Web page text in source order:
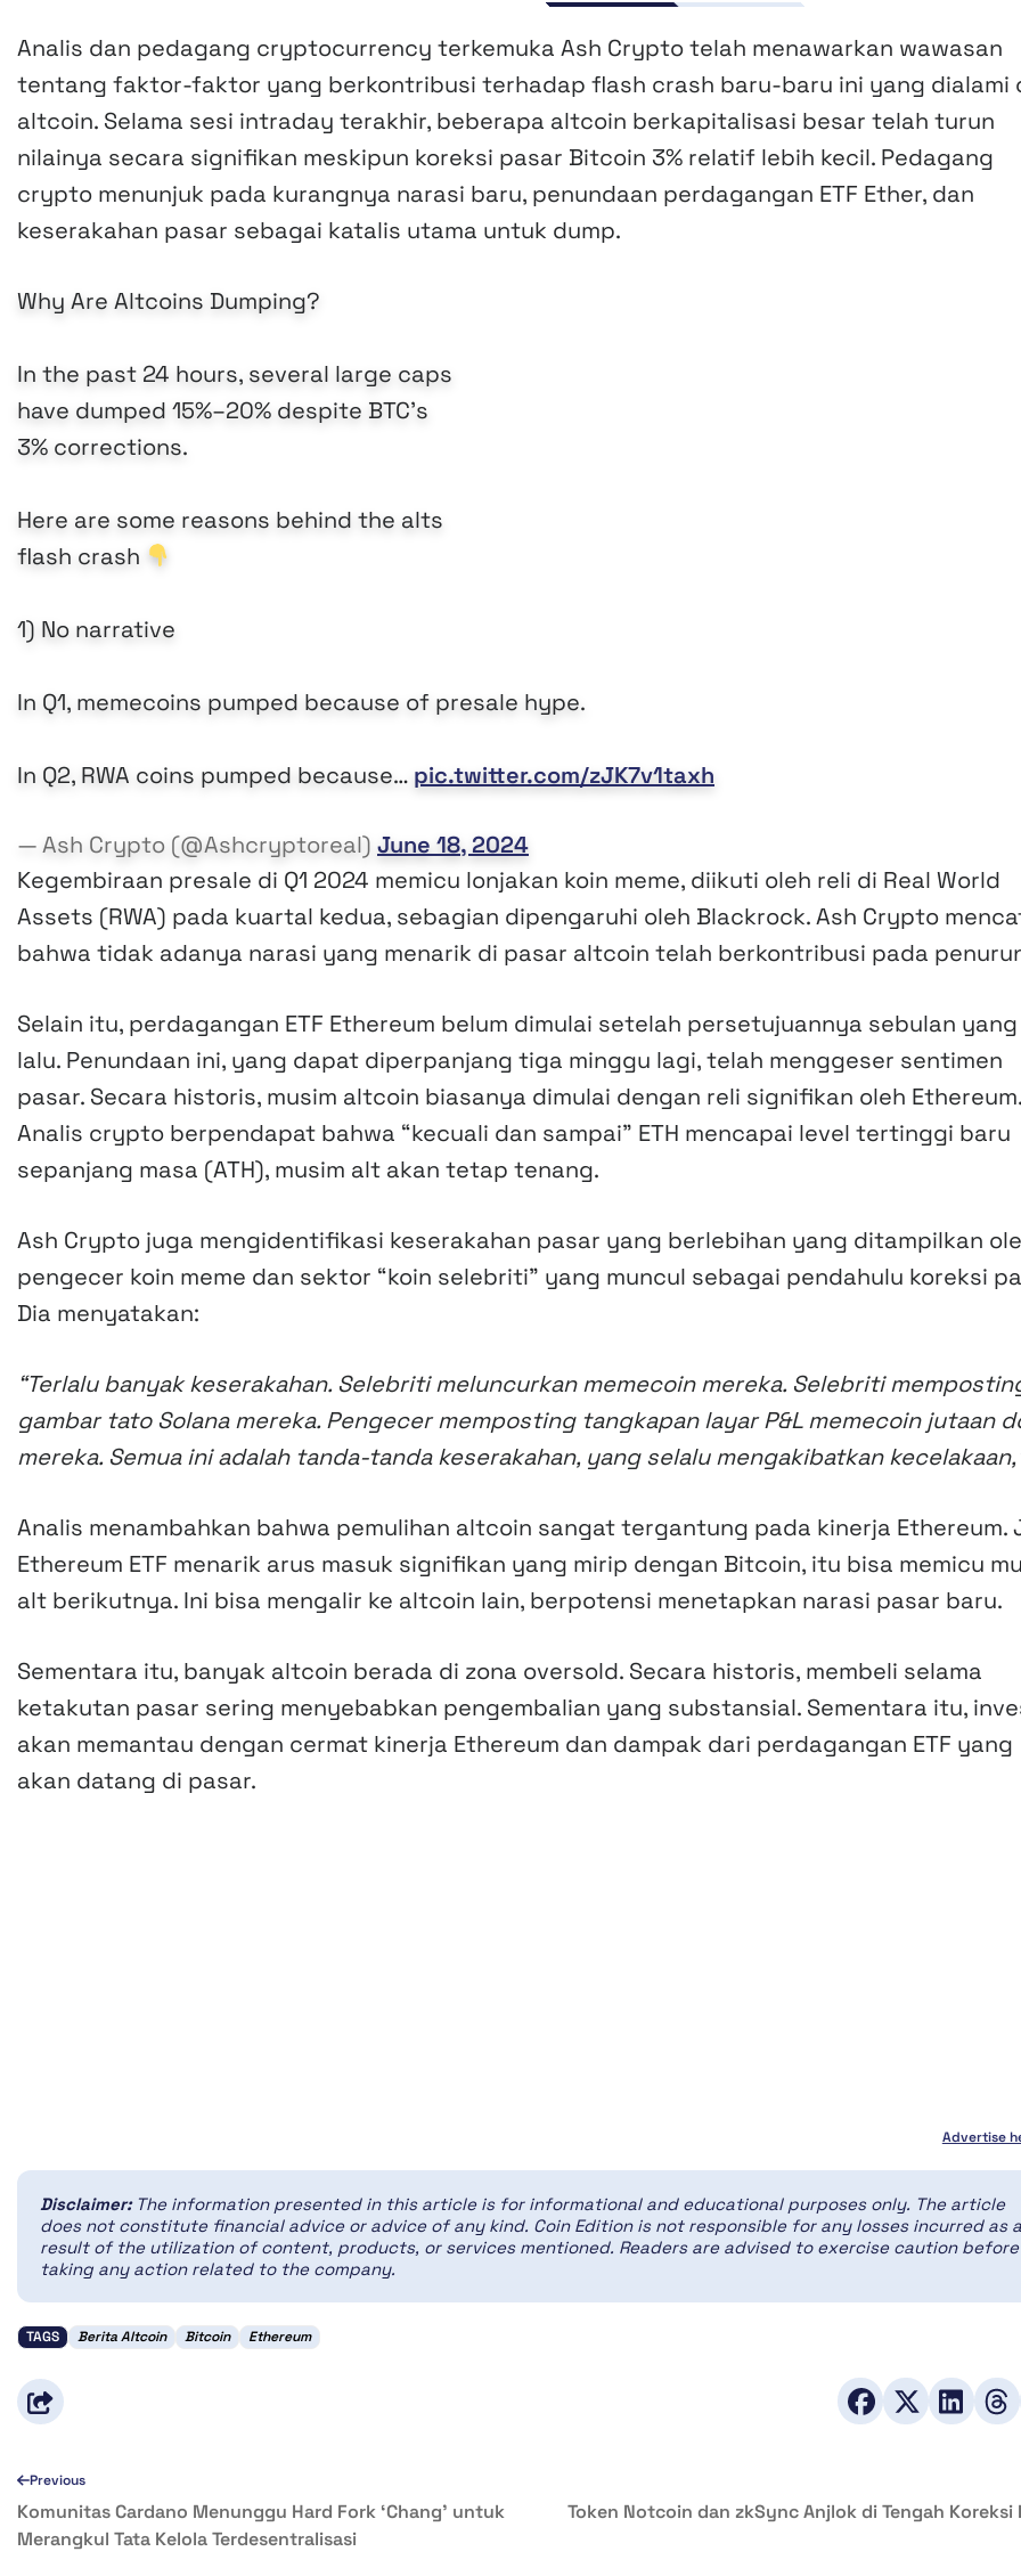
Analis dan pedagang cryptocurrency terkemuka Ash Crypto telah menawarkan wawasan
tentang faktor-faktor yang berkontribusi terhadap flash crash baru-baru ini yang dialami
altcoin. Selama sesi intraday terakhir, beberapa altcoin berkapitalisasi besar telah turun
nilainya secara signifikan meskipun koreksi pasar Bitcoin 3% relatif lebih kecil. Pedagang
crypto menunjuk pada kurangnya narasi baru, penundaan perdagangan ETF Ether, dan
keserakahan pasar sebagai katalis utama untuk dump.
Why Are Altcoins Dumping?
In the past 24 hours, several large caps
have dumped 15%–20% despite BTC's
3% corrections.
Here are some reasons behind the alts
flash crash
1) No narrative
In Q1, memecoins pumped because of presale hype.
In Q2, RWA coins pumped because… pic.twitter.com/zJK7v1taxh
— Ash Crypto (@Ashcryptoreal) June 18, 2024
Kegembiraan presale di Q1 2024 memicu lonjakan koin meme, diikuti oleh reli di Real World
Assets (RWA) pada kuartal kedua, sebagian dipengaruhi oleh Blackrock. Ash Crypto
bahwa tidak adanya narasi yang menarik di pasar altcoin telah berkontribusi pada
Selain itu, perdagangan ETF Ethereum belum dimulai setelah persetujuannya sebulan yang
lalu. Penundaan ini, yang dapat diperpanjang tiga minggu lagi, telah menggeser sentimen
pasar. Secara historis, musim altcoin biasanya dimulai dengan reli signifikan oleh Ethereum.
Analis crypto berpendapat bahwa “kecuali dan sampai” ETH mencapai level tertinggi baru
sepanjang masa (ATH), musim alt akan tetap tenang.
Ash Crypto juga mengidentifikasi keserakahan pasar yang berlebihan yang ditampilkan
pengecer koin meme dan sektor “koin selebriti” yang muncul sebagai pendahulu koreksi
Dia menyatakan:
“Terlalu banyak keserakahan. Selebriti meluncurkan memecoin mereka. Selebriti
gambar tato Solana mereka. Pengecer memposting tangkapan layar P&L memecoin jutaan
mereka. Semua ini adalah tanda-tanda keserakahan, yang selalu mengakibatkan
Analis menambahkan bahwa pemulihan altcoin sangat tergantung pada kinerja Ethereum.
Ethereum ETF menarik arus masuk signifikan yang mirip dengan Bitcoin, itu bisa memicu
alt berikutnya. Ini bisa mengalir ke altcoin lain, berpotensi menetapkan narasi pasar baru.
Sementara itu, banyak altcoin berada di zona oversold. Secara historis, membeli selama
ketakutan pasar sering menyebabkan pengembalian yang substansial. Sementara itu,
akan memantau dengan cermat kinerja Ethereum dan dampak dari perdagangan ETF yang
akan datang di pasar.
Advertise
Disclaimer: The information presented in this article is for informational and educational purposes only. The article
does not constitute financial advice or advice of any kind. Coin Edition is not responsible for any losses incurred as a
result of the utilization of content, products, or services mentioned. Readers are advised to exercise caution before
taking any action related to the company.
TAGS Berita Altcoin Bitcoin Ethereum
Previous
Komunitas Cardano Menunggu Hard Fork ‘Chang’ untuk
Merangkul Tata Kelola Terdesentralisasi
Token Notcoin dan zkSync Anjlok di Tengah Koreksi